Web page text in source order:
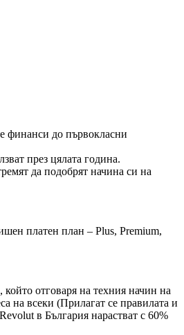
финанси до първокласни
през цялата година.
да подобрят начина си на
платен план – Plus, Premium,
отговаря на техния начин на
на всеки (Прилагат се правилата и
в България нарастват с 60%